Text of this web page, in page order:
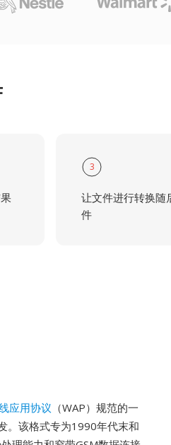
3
让文件进行转换随
件
应用协议 （WAP）规范的一
。该格式专为1990年代末和